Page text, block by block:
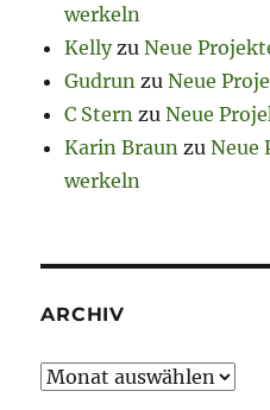
werkeln
KellyzuNeue
Gudrun zuNeue
C Stern zuNeue
Karin Braun zuNeue
werkeln
ARCHIV
Archiv